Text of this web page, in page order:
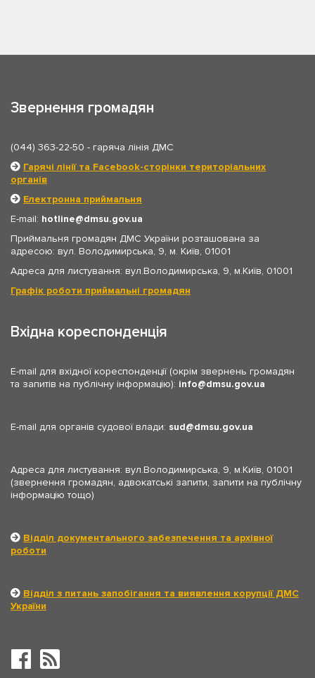
Звернення громадян
(044) 363-22-50 - гаряча лінія ДМС
Гарячі лінії та Facebook-сторінки територіальних
органів
Електронна приймальня
E-mail: hotline
dmsu.gov.ua
Приймальня громадян ДМС України розташована за
адресою: вул. Володимирська, 9, м. Київ, 01001
Адреса для листування: вул.Володимирська, 9, м.Київ, 01001
Графік роботи приймальні громадян
Вхідна кореспонденція
E-mail для вхідної кореспонденції (окрім звернень громадян
та запитів на публічну інформацію): info dmsu.gov.ua
E-mail для органів судової влади: sud dmsu.gov.ua
Адреса для листування: вул.Володимирська, 9, м.Київ, 01001
(звернення громадян, адвокатські запити, запити на публічну
інформацію тощо)
Відділ документального забезпечення та архівної
роботи
Відділ з питань запобігання та виявлення корупції ДМС
України